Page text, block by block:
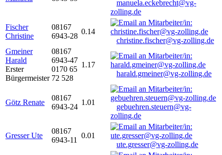
manuela.eckebrecht@vg-
zolling.de
Fischer
Christine
08167
6943-28
0.14
christine.fischer@vg-zolling.de
Gmeiner
Harald
Erster
Bürgermeister
08167
6943-47
0170 65
72 528
1.17
harald.gmeiner@vg-zolling.de
Götz Renate
08167
6943-24
1.01
gebuehren.steuern@vg-
zolling.de
Gresser Ute
08167
6943-11
0.01
ute.gresser@vg-zolling.de